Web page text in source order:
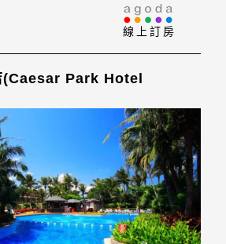
Care Cooperation Antai Tian-Sheng
線上訂房
(Caesar Park Hotel